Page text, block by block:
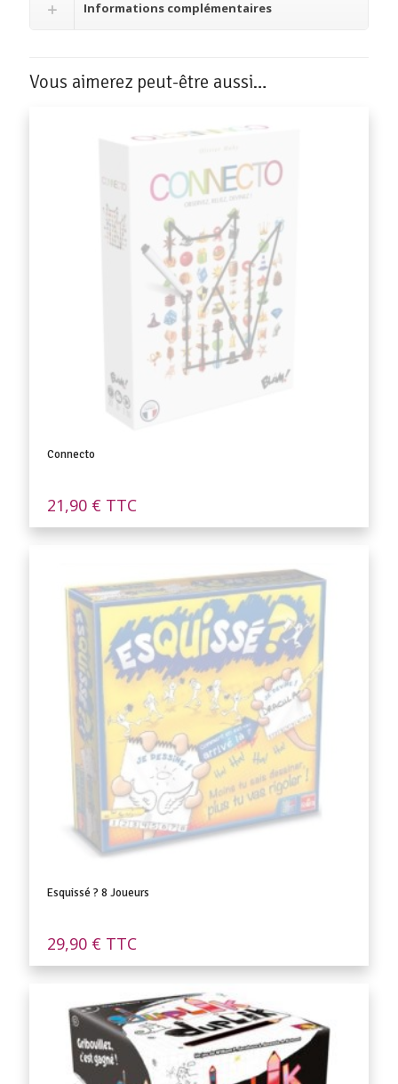
Informations complémentaires
Vous aimerez peut-être aussi…
Connecto
21,90 € TTC
Esquissé ? 8 Joueurs
29,90 € TTC